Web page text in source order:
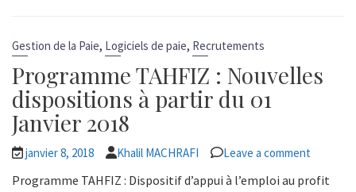
Gestion de la Paie, Logiciels de paie, Recrutements
Programme TAHFIZ : Nouvelles
dispositions à partir du 01
Janvier 2018
janvier 8, 2018 Khalil MACHRAFI Leave a comment
Programme TAHFIZ : Dispositif d’appui à l’emploi au profit